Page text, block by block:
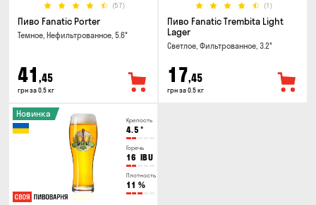
(57)
Пиво Fanatic Porter
Темное, Нефильтрованное, 5.6°
41 ,45
грн за 0.5 кг
(1)
Пиво Fanatic Trembita Light
Lager
Светлое, Фильтрованное, 3.2°
17,45
грн за 0.5 кг
Крепость
4.5 °
Горечь
16 IBU
Плотность
11 %
Новинка